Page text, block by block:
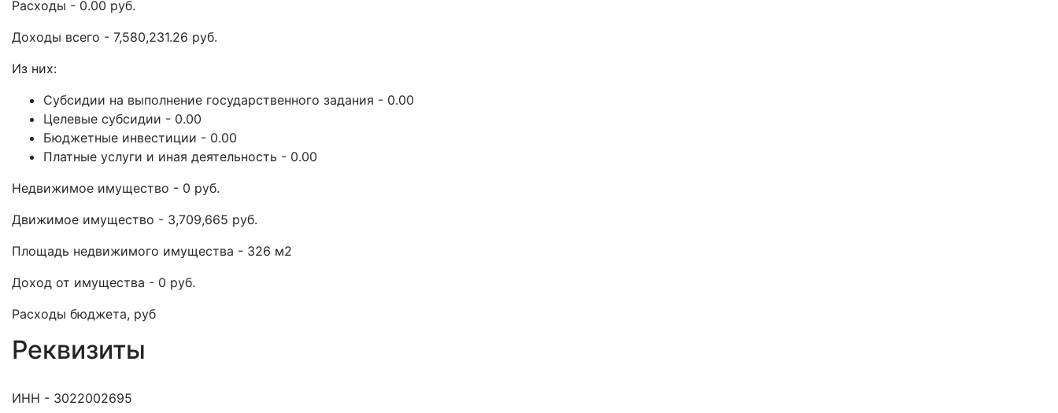
Расходы - 0.00 руб.
Доходы всего - 7,580,231.26 руб.
Из них:
Субсидии на выполнение государственного задания - 0.00
Целевые субсидии - 0.00
Бюджетные инвестиции - 0.00
Платные услуги и иная деятельность - 0.00
Недвижимое имущество - 0 руб.
Движимое имущество - 3,709,665 руб.
Площадь недвижимого имущества - 326 м2
Доход от имущества - 0 руб.
Расходы бюджета, руб
Реквизиты
ИНН - 3022002695